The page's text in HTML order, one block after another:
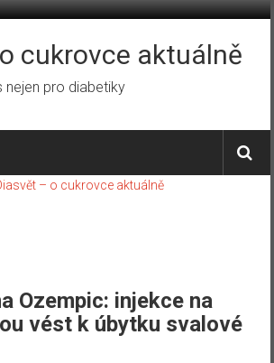
cukrovce aktuálně
nejen pro diabetiky
Ozempic: injekce na
vést k úbytku svalové